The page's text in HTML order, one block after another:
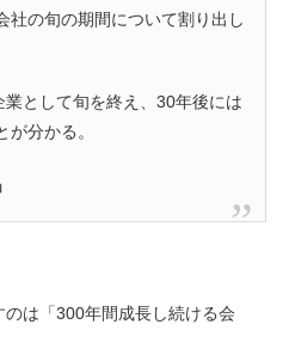
社の旬の期間について割り出し
として旬を終え、30年後には
分かる。
は「300年間成長し続ける会